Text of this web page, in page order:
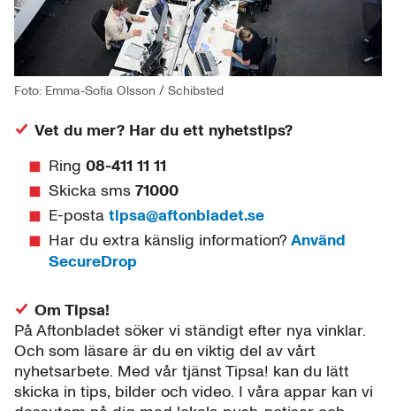
Foto: Emma-Sofia Olsson / Schibsted
Vet du mer? Har du ett nyhetstips?
Ring 08-411 11 11
Skicka sms 71000
E-posta tipsa@aftonbladet.se
Har du extra känslig information? Använd
SecureDrop
Om Tipsa!
På Aftonbladet söker vi ständigt efter nya vinklar.
Och som läsare är du en viktig del av vårt
nyhetsarbete. Med vår tjänst Tipsa! kan du lätt
skicka in tips, bilder och video. I våra appar kan vi